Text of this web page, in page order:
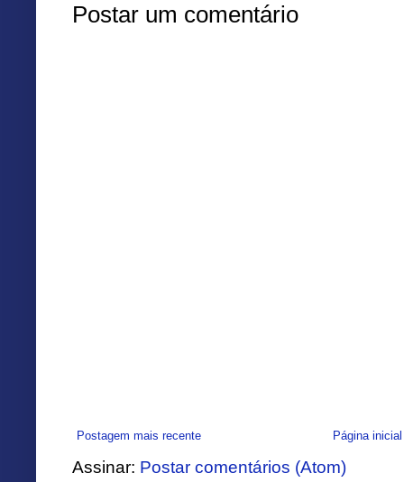
Postar um comentário
Postagem mais recente Página inicial
Assinar: Postar comentários (Atom)